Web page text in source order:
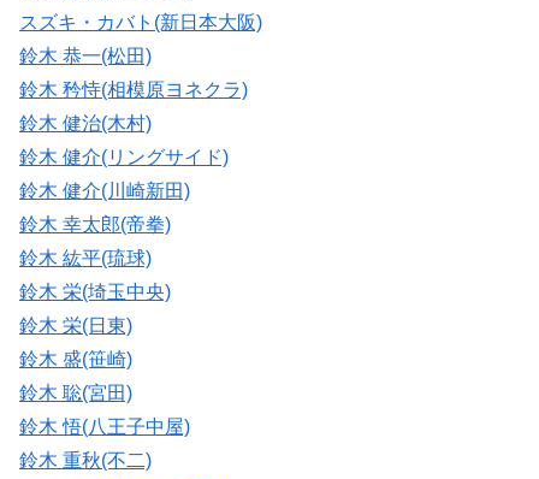
スズキ・カバト(新日本大阪)
鈴木 恭一(松田)
鈴木 矜恃(相模原ヨネクラ)
鈴木 健治(木村)
鈴木 健介(リングサイド)
鈴木 健介(川崎新田)
鈴木 幸太郎(帝拳)
鈴木 紘平(琉球)
鈴木 栄(埼玉中央)
鈴木 栄(日東)
鈴木 盛(笹崎)
鈴木 聡(宮田)
鈴木 悟(八王子中屋)
鈴木 重秋(不二)